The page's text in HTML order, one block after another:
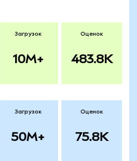
Загрузок
10M+
Оценок
483.8K
Загрузок
50M+
Оценок
75.8K